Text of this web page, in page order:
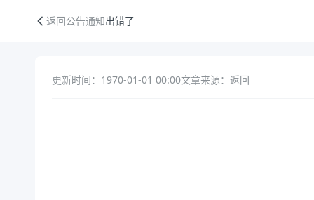
返回公告通知出错了
更新时间：1970-01-01 00:00文章来源：返回